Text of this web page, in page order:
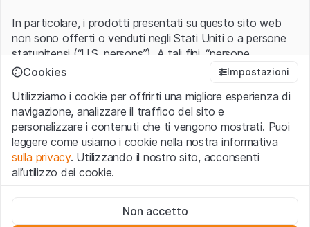
In particolare, i prodotti presentati su questo sito web
non sono offerti o venduti negli Stati Uniti o a persone
statunitensi (“U.S. persons”). A tali fini, “persone
statunitensi” vanno intese nel significato ad esse ascritto
1933 che include le persone residenti negli Stati Uniti
d’America, le società per azioni e le altre forme societarie
americane.
Condizioni di utilizzo e informazioni legali
Con l’accesso al sito web (di seguito, il “Sito”) si dichiara
avvertenze importanti e le condizioni di utilizzo ivi rese
Cookies Impostazioni
Utilizziamo i cookie per offrirti una migliore esperienza di
navigazione, analizzare il traffico del sito e
personalizzare i contenuti che ti vengono mostrati. Puoi
leggere come usiamo i cookie nella nostra informativa
sulla privacy. Utilizzando il nostro sito, acconsenti
all’utilizzo dei cookie.
Questi cookie sono necessari per il funzionamento del sito
Non accetto